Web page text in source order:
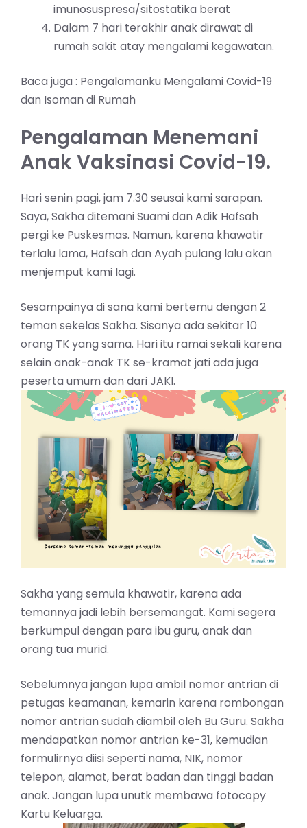
imunosuspresa/sitostatika berat
Dalam 7 hari terakhir anak dirawat di
rumah sakit atay mengalami kegawatan.
Baca juga : Pengalamanku Mengalami Covid-19
dan Isoman di Rumah
Pengalaman Menemani
Anak Vaksinasi Covid-19.
Hari senin pagi, jam 7.30 seusai kami sarapan.
Saya, Sakha ditemani Suami dan Adik Hafsah
pergi ke Puskesmas. Namun, karena khawatir
terlalu lama, Hafsah dan Ayah pulang lalu akan
menjemput kami lagi.
Sesampainya di sana kami bertemu dengan 2
teman sekelas Sakha. Sisanya ada sekitar 10
orang TK yang sama. Hari itu ramai sekali karena
selain anak-anak TK se-kramat jati ada juga
peserta umum dan dari JAKI.
Sakha yang semula khawatir, karena ada
temannya jadi lebih bersemangat. Kami segera
berkumpul dengan para ibu guru, anak dan
orang tua murid.
Sebelumnya jangan lupa ambil nomor antrian di
petugas keamanan, kemarin karena rombongan
nomor antrian sudah diambil oleh Bu Guru. Sakha
mendapatkan nomor antrian ke-31, kemudian
formulirnya diisi seperti nama, NIK, nomor
telepon, alamat, berat badan dan tinggi badan
anak. Jangan lupa unutk membawa fotocopy
Kartu Keluarga.